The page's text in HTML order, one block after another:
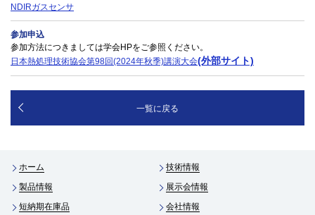
NDIRガスセンサ
参加申込
参加方法につきましては学会HPをご参照ください。
日本熱処理技術協会第98回(2024年秋季)講演大会(外部サイト)
一覧に戻る
ホーム
技術情報
製品情報
展示会情報
短納期在庫品
会社情報